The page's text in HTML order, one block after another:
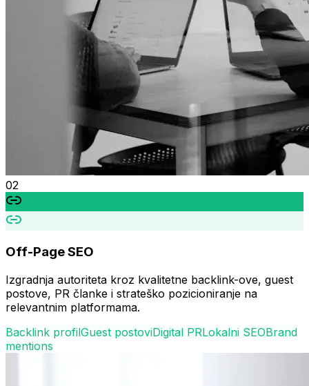
02
Off-Page SEO
Izgradnja autoriteta kroz kvalitetne backlink-ove, guest
postove, PR članke i strateško pozicioniranje na
relevantnim platformama.
Backlink profilGuest postoviDigital PRLokalni SEOBrand
mentions